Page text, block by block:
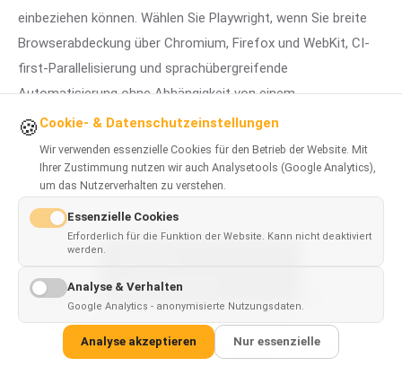
einbeziehen können. Wählen Sie Playwright, wenn Sie breite
Browserabdeckung über Chromium, Firefox und WebKit, CI-
first-Parallelisierung und sprachübergreifende
Automatisierung ohne Abhängigkeit von einem
kommerziellen Dashboard brauchen. Für die meisten
kostensensiblen und großmaßstäblichen Teams reduziert
Playwright 2026 das Plattform-Lock-in, während Cypress der
freundlichste Einstiegspunkt für Frontend-Entwickler bleibt,
die im Browser debuggen.
Wählen Sie Cypress für ein interaktives, plugin-
reiches Entwicklererlebnis und schnelles
Onboarding, und wählen Sie Playwright für breite
available inEnglish
🍪 Cookie- & Datenschutzeinstellungen
Wir verwenden essenzielle Cookies für den Betrieb der Website. Mit
Ihrer Zustimmung nutzen wir auch Analysetools (Google Analytics),
um das Nutzerverhalten zu verstehen.
Essenzielle Cookies
Erforderlich für die Funktion der Website. Kann nicht deaktiviert
werden.
Analyse & Verhalten
Google Analytics - anonymisierte Nutzungsdaten.
Analyse akzeptieren Nur essenzielle